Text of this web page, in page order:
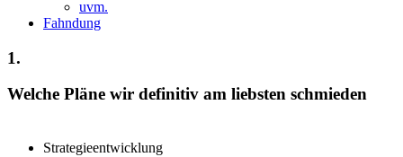
uvm.
Fahndung
1.
Welche Pläne wir definitiv am liebsten schmieden
Strategieentwicklung